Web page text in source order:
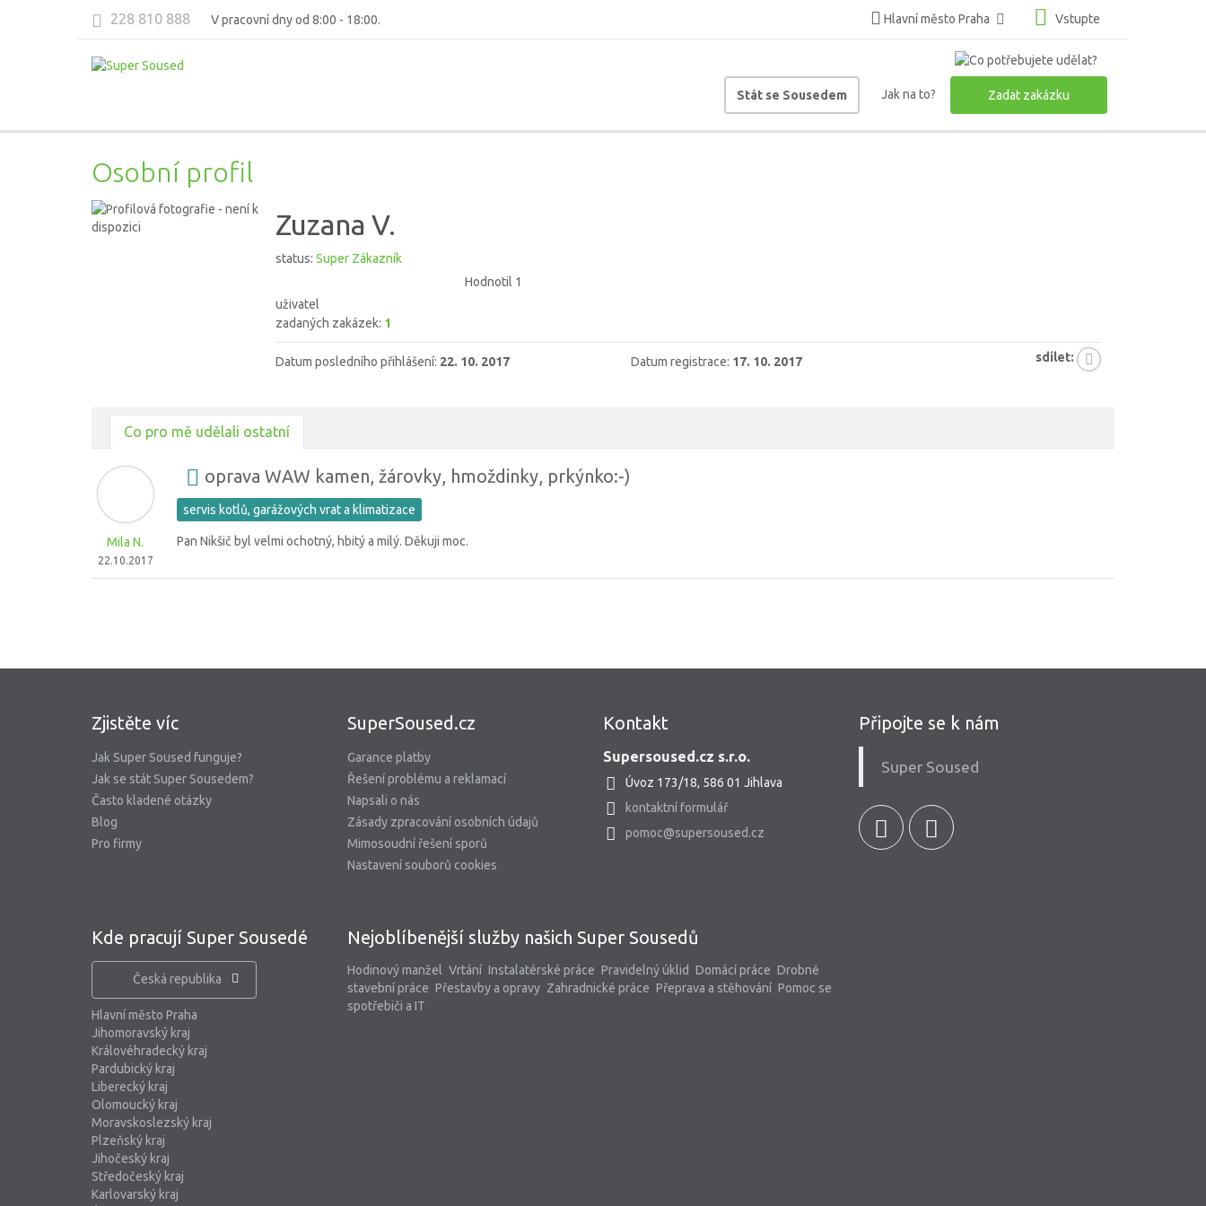
228 810 888 V pracovní dny od 8:00 - 18:00. Hlavní město Praha Vstupte
Stát se Sousedem Jak na to? Zadat zakázku
Osobní profil
Zuzana V.
status: Super Zákazník
Hodnotil 1
uživatel
zadaných zakázek: 1
Datum posledního přihlášení: 22. 10. 2017 Datum registrace: 17. 10. 2017 sdílet:
Co pro mě udělali ostatní
Mila N.
22.10.2017
oprava WAW kamen, žárovky, hmoždinky, prkýnko:-)
servis kotlů, garážových vrat a klimatizace
Pan Nikšič byl velmi ochotný, hbitý a milý. Děkuji moc.
Zjistěte víc
Jak Super Soused funguje?
Jak se stát Super Sousedem?
Často kladené otázky
Blog
Pro firmy
SuperSoused.cz
Garance platby
Řešení problému a reklamací
Napsali o nás
Zásady zpracování osobních údajů
Mimosoudní řešení sporů
Nastavení souborů cookies
Kontakt
Supersoused.cz s.r.o.
Úvoz 173/18, 586 01 Jihlava
kontaktní formulář
pomoc@supersoused.cz
Kde pracují Super Sousedé
Česká republika
Hlavní město Praha
Jihomoravský kraj
Královéhradecký kraj
Pardubický kraj
Liberecký kraj
Olomoucký kraj
Moravskoslezský kraj
Plzeňský kraj
Jihočeský kraj
Středočeský kraj
Karlovarský kraj
Nejoblíbenější služby našich Super Sousedů
Hodinový manžel Vrtání Instalatérské práce Pravidelný úklid Domácí práce Drobné
stavební práce Přestavby a opravy Zahradnické práce Přeprava a stěhování Pomoc se
spotřebiči a IT
Připojte se k nám
Super Soused